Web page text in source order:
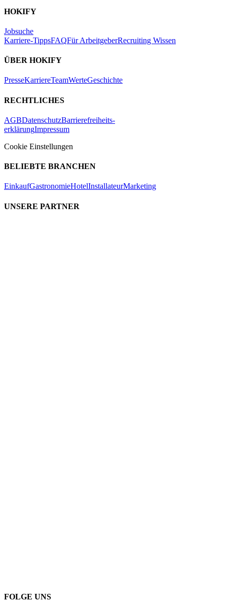
HOKIFY
Jobsuche
Karriere-TippsFAQFür ArbeitgeberRecruiting Wissen
ÜBER HOKIFY
PresseKarriereTeamWerteGeschichte
RECHTLICHES
AGBDatenschutzBarrierefreiheits-
erklärungImpressum
Cookie Einstellungen
BELIEBTE BRANCHEN
EinkaufGastronomieHotelInstallateurMarketing
UNSERE PARTNER
FOLGE UNS